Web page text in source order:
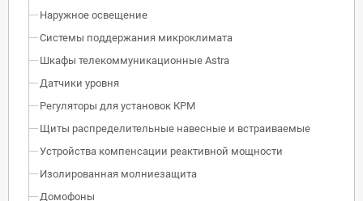
Наружное освещение
Системы поддержания микроклимата
Шкафы телекоммуникационные Astra
Датчики уровня
Регуляторы для установок КРМ
Щиты распределительные навесные и встраиваемые
Устройства компенсации реактивной мощности
Изолированная молниезащита
Домофоны